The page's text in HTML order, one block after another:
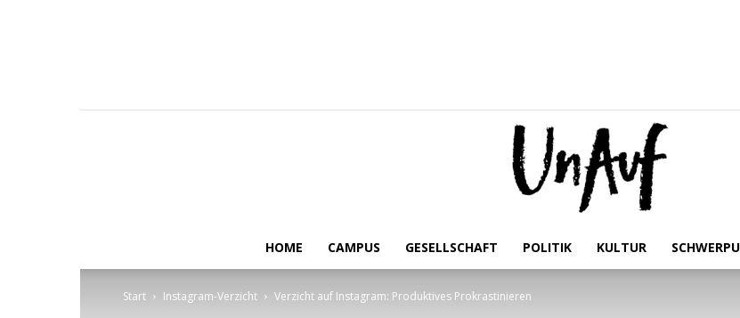
HOME CAMPUS GESELLSCHAFT POLITIK KULTUR
Start Instagram-Verzicht Verzicht auf Instagram: Produktives Prokrastinieren